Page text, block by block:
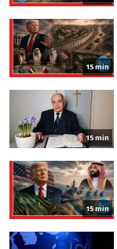
15 min
15 min
15 min